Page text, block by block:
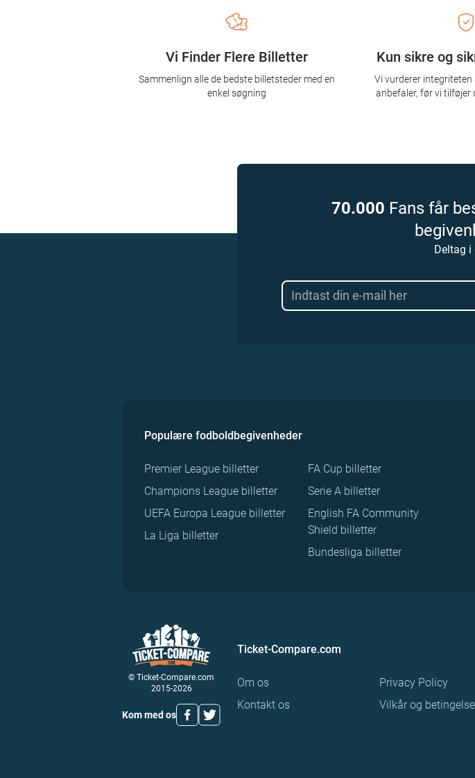
Kun sikre og
Vi vurderer
anbefaler, før vi tilføjer
Vi Finder Flere Billetter
Sammenlign alle de bedste billetsteder med en
enkel søgning
70.000 Fans får
Deltag i
Populære fodboldbegivenheder
Premier League billetter
Champions League billetter
UEFA Europa League billetter
La Liga billetter
FA Cup billetter
Serie A billetter
English FA Community
Shield billetter
Bundesliga billetter
© Ticket-Compare.com
2015-2026
Kom med os
Ticket-Compare.com
Om os
Kontakt os
Privacy Policy
Vilkår og